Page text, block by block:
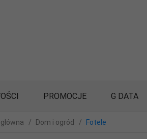
PROMOCJE G DATA
Dom i ogród Fotele